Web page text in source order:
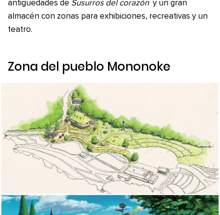
antigüedades de Susurros del corazón y un gran
almacén con zonas para exhibiciones, recreativas y un
teatro.
Zona del pueblo Mononoke